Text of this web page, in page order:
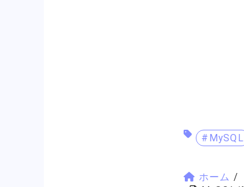
#MySQL
ホーム /